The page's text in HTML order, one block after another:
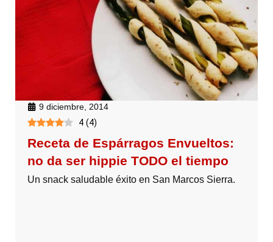
9 diciembre, 2014
4 (4)
Receta de Espárragos Envueltos:
no da ser hippie TODO el tiempo
Un snack saludable éxito en San Marcos Sierra.